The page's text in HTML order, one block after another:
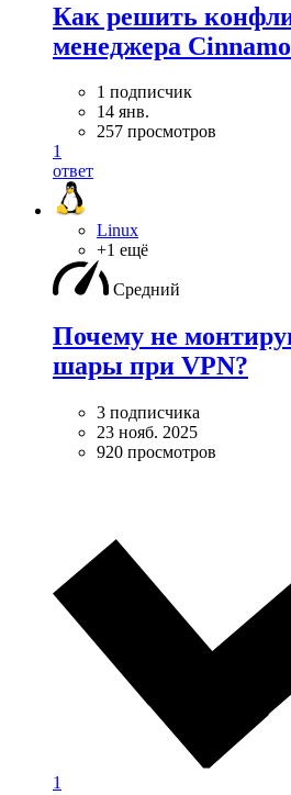
Как решить
менеджера
1 подписчик
14 янв.
257 просмотров
1
ответ
Linux
+1 ещё
Средний
Почему не
шары при VPN?
3 подписчика
23 нояб. 2025
920 просмотров
1